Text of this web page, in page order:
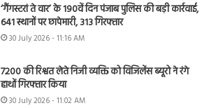
‘गैंगस्टरां ते वार’ के 190वें दिन पंजाब पुलिस की बड़ी कार्रवाई,
641 स्थानों पर छापेमारी, 313 गिरफ्तार
30 July 2026 - 11:16 AM
7200 की रिश्वत लेते निजी व्यक्ति को विजिलेंस ब्यूरो ने रंगे
हाथों गिरफ्तार किया
30 July 2026 - 11:02 AM